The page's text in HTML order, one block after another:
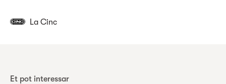
La Cinc
Et pot interessar